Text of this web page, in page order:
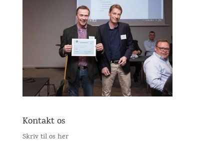
Kontakt os
Skriv til os her